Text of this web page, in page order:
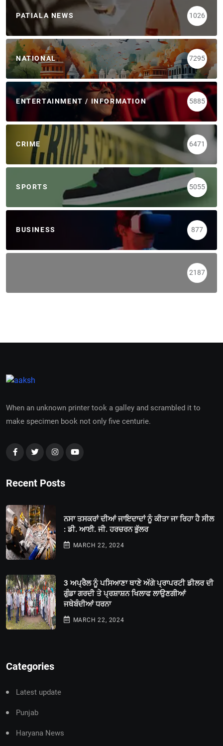
PATIALA NEWS 1026
NATIONAL 7295
ENTERTAINMENT / INFORMATION 5885
CRIME 6471
SPORTS 5055
BUSINESS 877
2187
When an unknown printer took a galley and scrambled it to
make specimen book not only five centurie.
Recent Posts
ਨਸਾ ਤਸਕਰਾਂ ਦੀਆਂ ਜਾਇਦਾਦਾਂ ਨੂੰ ਕੀਤਾ ਜਾ ਰਿਹਾ ਹੈ ਸੀਲ
: ਡੀ. ਆਈ. ਜੀ. ਹਰਚਰਨ ਭੁੱਲਰ
MARCH 22, 2024
3 ਅਪ੍ਰੈਲ ਨੂੰ ਪਸਿਆਣਾ ਥਾਣੇ ਅੱਗੇ ਪ੍ਰਾਪਰਟੀ ਡੀਲਰ ਦੀ
ਗੁੰਡਾ ਗਰਦੀ ਤੇ ਪ੍ਰਸ਼ਾਸ਼ਨ ਖਿਲਾਫ ਲਾਉਣਗੀਆਂ
ਜਥੇਬੰਦੀਆਂ ਧਰਨਾ
MARCH 22, 2024
Categories
Latest update
Punjab
Haryana News